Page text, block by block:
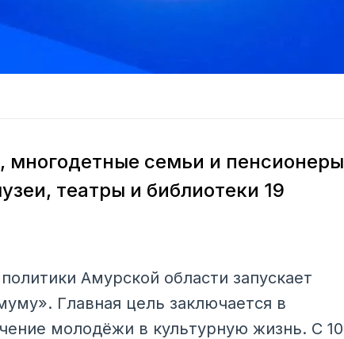
семьи и пенсионеры
театры и библиотеки 19
Амурской области запускает
Главная цель заключается в
молодёжи в культурную жизнь. С 10